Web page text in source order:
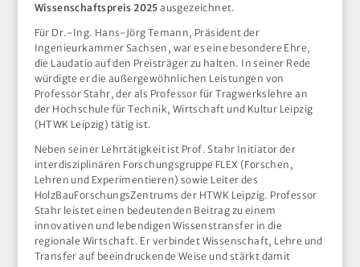
Wissenschaftspreis 2025 ausgezeichnet.
Für Dr.-Ing. Hans-Jörg Temann, Präsident der
Ingenieurkammer Sachsen, war es eine besondere Ehre,
die Laudatio auf den Preisträger zu halten. In seiner Rede
würdigte er die außergewöhnlichen Leistungen von
Professor Stahr, der als Professor für Tragwerkslehre an
der Hochschule für Technik, Wirtschaft und Kultur Leipzig
(HTWK Leipzig) tätig ist.
Neben seiner Lehrtätigkeit ist Prof. Stahr Initiator der
interdisziplinären Forschungsgruppe FLEX (Forschen,
Lehren und Experimentieren) sowie Leiter des
HolzBauForschungsZentrums der HTWK Leipzig. Professor
Stahr leistet einen bedeutenden Beitrag zu einem
innovativen und lebendigen Wissenstransfer in die
regionale Wirtschaft. Er verbindet Wissenschaft, Lehre und
Transfer auf beeindruckende Weise und stärkt damit